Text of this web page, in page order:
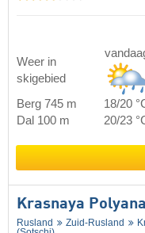
Weer in
skigebied
Berg 745 m 18/20
Dal 100 m
20/23
Krasnaya
Rusland Zuid-Rusland